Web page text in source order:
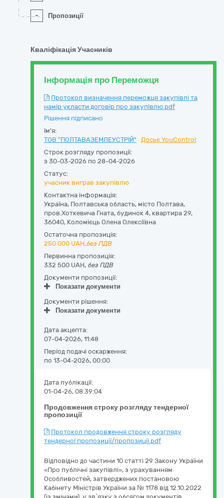
- Пропозиції
Кваліфікація Учасників
Інформація про Переможця
Протокол визначення переможця закупівлі та
намір укласти договір про закупівлю.pdf
Рішення підписано
Ім'я:
ТОВ "ПОЛТАВАЗЕМЛЕУСТРІЙ"
Досьє YouControl
Строк розгляду пропозиції:
з 30-03-2026 по 28-04-2026
Статус:
учасник виграв закупівлю
Контактна інформація:
Україна, Полтавська область, місто Полтава,
пров.Хоткевича Гната, будинок 4, квартира 29,
36040, Коломієць Олена Олексіївна
Остаточна пропозиція:
250 000 UAH,без ПДВ
Первинна пропозиція:
332 500 UAH, без ПДВ
Документи пропозиції:
Показати документи
Документи рішення:
Показати документи
Дата акцепта:
07-04-2026, 11:48
Період подачі оскарження:
по 13-04-2026, 00:00
Продовження строку розгляду тендерної
пропозиції
Дата публікації:
01-04-26, 08:39:04
Протокол продовження строку розгляду
тендерної пропозиції/пропозиції.pdf
Відповідно до частини 10 статті 29 Закону України
«Про публічні закупівлі», з урахуванням
Особливостей, затверджених постановою
Кабінету Міністрів України за № 1178 від 12.10.2022